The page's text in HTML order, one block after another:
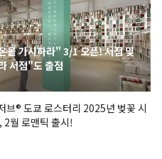
몰 가시하라" 3/1 오픈! 서점 및
서점"도 출점
브® 도쿄 로스터리 2025년 벚꽃 시
2월 로맨틱 출시!